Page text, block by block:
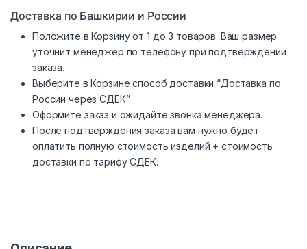
Доставка по Башкирии и России
Положите в Корзину от 1 до 3 товаров. Ваш размер
уточнит менеджер по телефону при подтверждении
заказа.
Выберите в Корзине способ доставки “Доставка по
России через СДЕК”
Оформите заказ и ожидайте звонка менеджера.
После подтверждения заказа вам нужно будет
оплатить полную стоимость изделий + стоимость
доставки по тарифу СДЕК.